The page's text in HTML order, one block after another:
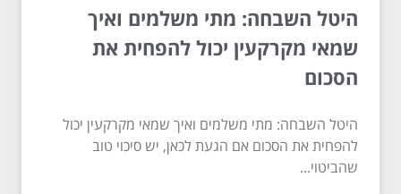
היטל השבחה: מתי משלמים ואיך
שמאי מקרקעין יכול להפחית את
הסכום
היטל השבחה: מתי משלמים ואיך שמאי מקרקעין יכול
להפחית את הסכום אם הגעת לכאן, יש סיכוי טוב
שהביטוי...